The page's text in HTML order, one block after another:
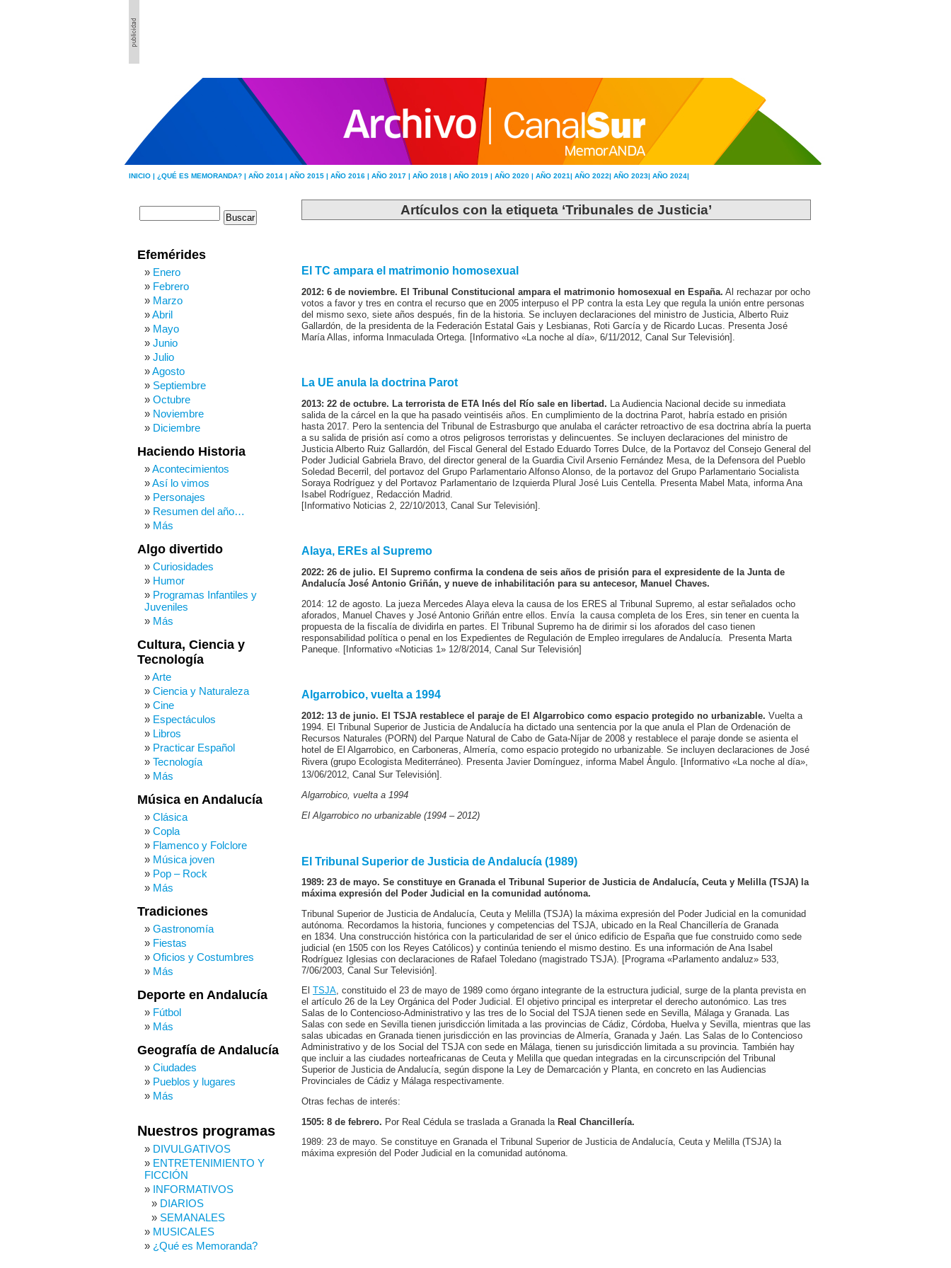
INICIO | ¿QUÉ ES MEMORANDA? | AÑO 2014 | AÑO 2015 | AÑO 2016 | AÑO 2017 | AÑO 2018 | AÑO 2019 | AÑO 2020 | AÑO 2021| AÑO 2022| AÑO 2023| AÑO 2024|
Artículos con la etiqueta ‘Tribunales de Justicia’
El TC ampara el matrimonio homosexual
2012: 6 de noviembre. El Tribunal Constitucional ampara el matrimonio homosexual en España. Al rechazar por ocho
votos a favor y tres en contra el recurso que en 2005 interpuso el PP contra la esta Ley que regula la unión entre personas
del mismo sexo, siete años después, fin de la historia. Se incluyen declaraciones del ministro de Justicia, Alberto Ruiz
Gallardón, de la presidenta de la Federación Estatal Gais y Lesbianas, Roti García y de Ricardo Lucas. Presenta José
María Allas, informa Inmaculada Ortega. [Informativo «La noche al día», 6/11/2012, Canal Sur Televisión].
La UE anula la doctrina Parot
2013: 22 de octubre. La terrorista de ETA Inés del Río sale en libertad. La Audiencia Nacional decide su inmediata
salida de la cárcel en la que ha pasado veintiséis años. En cumplimiento de la doctrina Parot, habría estado en prisión
hasta 2017. Pero la sentencia del Tribunal de Estrasburgo que anulaba el carácter retroactivo de esa doctrina abría la puerta
a su salida de prisión así como a otros peligrosos terroristas y delincuentes. Se incluyen declaraciones del ministro de
Justicia Alberto Ruiz Gallardón, del Fiscal General del Estado Eduardo Torres Dulce, de la Portavoz del Consejo General del
Poder Judicial Gabriela Bravo, del director general de la Guardia Civil Arsenio Fernández Mesa, de la Defensora del Pueblo
Soledad Becerril, del portavoz del Grupo Parlamentario Alfonso Alonso, de la portavoz del Grupo Parlamentario Socialista
Soraya Rodríguez y del Portavoz Parlamentario de Izquierda Plural José Luis Centella. Presenta Mabel Mata, informa Ana
Isabel Rodríguez, Redacción Madrid.
[Informativo Noticias 2, 22/10/2013, Canal Sur Televisión].
Alaya, EREs al Supremo
2022: 26 de julio. El Supremo confirma la condena de seis años de prisión para el expresidente de la Junta de
Andalucía José Antonio Griñán, y nueve de inhabilitación para su antecesor, Manuel Chaves.
2014: 12 de agosto. La jueza Mercedes Alaya eleva la causa de los ERES al Tribunal Supremo, al estar señalados ocho
aforados, Manuel Chaves y José Antonio Griñán entre ellos. Envía la causa completa de los Eres, sin tener en cuenta la
propuesta de la fiscalía de dividirla en partes. El Tribunal Supremo ha de dirimir si los aforados del caso tienen
responsabilidad política o penal en los Expedientes de Regulación de Empleo irregulares de Andalucía. Presenta Marta
Paneque. [Informativo «Noticias 1» 12/8/2014, Canal Sur Televisión]
Algarrobico, vuelta a 1994
2012: 13 de junio. El TSJA restablece el paraje de El Algarrobico como espacio protegido no urbanizable. Vuelta a
1994. El Tribunal Superior de Justicia de Andalucía ha dictado una sentencia por la que anula el Plan de Ordenación de
Recursos Naturales (PORN) del Parque Natural de Cabo de Gata-Níjar de 2008 y restablece el paraje donde se asienta el
hotel de El Algarrobico, en Carboneras, Almería, como espacio protegido no urbanizable. Se incluyen declaraciones de José
Rivera (grupo Ecologista Mediterráneo).
Presenta Javier Domínguez, informa Mabel Ángulo. [Informativo «La noche al día»,
13/06/2012, Canal Sur Televisión].
Algarrobico, vuelta a 1994
El Algarrobico no urbanizable (1994 – 2012)
El Tribunal Superior de Justicia de Andalucía (1989)
1989: 23 de mayo. Se constituye en Granada el Tribunal Superior de Justicia de Andalucía, Ceuta y Melilla (TSJA) la
máxima expresión del Poder Judicial en la comunidad autónoma.
Tribunal Superior de Justicia de Andalucía, Ceuta y Melilla (TSJA) la máxima expresión del Poder Judicial en la comunidad
autónoma. Recordamos la historia, funciones y competencias del TSJA, ubicado en la Real Chancillería de Granada
en 1834. Una construcción histórica con la particularidad de ser el único edificio de España que fue construido como sede
judicial (en 1505 con los Reyes Católicos) y continúa teniendo el mismo destino. Es una información de Ana Isabel
Rodríguez Iglesias con declaraciones de Rafael Toledano (magistrado TSJA). [Programa «Parlamento andaluz» 533,
7/06/2003, Canal Sur Televisión].
El TSJA, constituido el 23 de mayo de 1989 como órgano integrante de la estructura judicial, surge de la planta prevista en
el artículo 26 de la Ley Orgánica del Poder Judicial. El objetivo principal es interpretar el derecho autonómico. Las tres
Salas de lo Contencioso-Administrativo y las tres de lo Social del TSJA tienen sede en Sevilla, Málaga y Granada. Las
Salas con sede en Sevilla tienen jurisdicción limitada a las provincias de Cádiz, Córdoba, Huelva y Sevilla, mientras que las
salas ubicadas en Granada tienen jurisdicción en las provincias de Almería, Granada y Jaén. Las Salas de lo Contencioso
Administrativo y de los Social del TSJA con sede en Málaga, tienen su jurisdicción limitada a su provincia. También hay
que incluir a las ciudades norteafricanas de Ceuta y Melilla que quedan integradas en la circunscripción del Tribunal
Superior de Justicia de Andalucía, según dispone la Ley de Demarcación y Planta, en concreto en las Audiencias
Provinciales de Cádiz y Málaga respectivamente.
Otras fechas de interés:
1505: 8 de febrero. Por Real Cédula se traslada a Granada la Real Chancillería.
1989: 23 de mayo. Se constituye en Granada el Tribunal Superior de Justicia de Andalucía, Ceuta y Melilla (TSJA) la
máxima expresión del Poder Judicial en la comunidad autónoma.
Efemérides
Enero
Febrero
Marzo
Abril
Mayo
Junio
Julio
Agosto
Septiembre
Octubre
Noviembre
Diciembre
Haciendo Historia
Acontecimientos
Así lo vimos
Personajes
Resumen del año…
Más
Algo divertido
Curiosidades
Humor
Programas Infantiles y
Juveniles
Más
Cultura, Ciencia y
Tecnología
Arte
Ciencia y Naturaleza
Cine
Espectáculos
Libros
Practicar Español
Tecnología
Más
Música en Andalucía
Clásica
Copla
Flamenco y Folclore
Música joven
Pop – Rock
Más
Tradiciones
Gastronomía
Fiestas
Oficios y Costumbres
Más
Deporte en Andalucía
Fútbol
Más
Geografía de Andalucía
Ciudades
Pueblos y lugares
Más
Nuestros programas
DIVULGATIVOS
ENTRETENIMIENTO Y
FICCIÓN
INFORMATIVOS
DIARIOS
SEMANALES
MUSICALES
¿Qué es Memoranda?